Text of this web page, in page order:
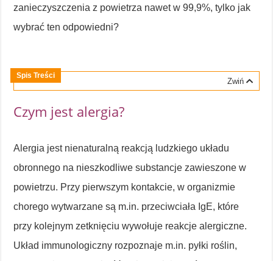
zanieczyszczenia z powietrza nawet w 99,9%, tylko jak
wybrać ten odpowiedni?
Spis Treści
Zwiń
Czym jest alergia?
Alergia jest nienaturalną reakcją ludzkiego układu
obronnego na nieszkodliwe substancje zawieszone w
powietrzu. Przy pierwszym kontakcie, w organizmie
chorego wytwarzane są m.in. przeciwciała IgE, które
przy kolejnym zetknięciu wywołuje reakcje alergiczne.
Układ immunologiczny rozpoznaje m.in. pyłki roślin,